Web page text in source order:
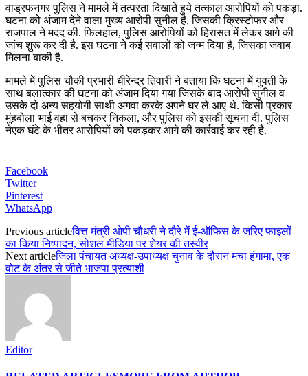
वाड्रफनगर पुलिस ने मामले में तत्परता दिखाते हुये तत्काल आरोपियों को पकड़ा.
घटना को अंजाम देने वाला मुख्य आरोपी सुनील है, जिसकी क्रिस्टोफर और
राजपाल ने मदद की. फिलहाल, पुलिस आरोपियों को हिरासत में लेकर आगे की
जांच शुरू कर दी है. इस घटना ने कई सवालों को जन्म दिया है, जिसका जवाब
मिलना बाकी है.
मामले में पुलिस चौकी प्रभारी धीरेन्द्र तिवारी ने बताया कि घटना में युवती के
साथ बलात्कार की घटना को अंजाम दिया गया जिसके बाद आरोपी सुनील व
उसके दो अन्य सहयोगी साथी अगवा करके अपने घर ले आए थे. किसी प्रकार
मुंहबोला भाई वहां से बचकर निकला, और पुलिस को इसकी सूचना दी. पुलिस
नेएक घंटे के भीतर आरोपियों को पकड़कर आगे की कार्रवाई कर रही है.
Facebook
Twitter
Pinterest
WhatsApp
Previous articleवित्त मंत्री ओपी चौधरी ने दौरे में ई-ऑफिस के जरिए फाइलों
का किया निष्पादन, सोशल मीडिया पर शेयर की तस्वीर
Next articleजिला पंचायत अध्यक्ष-उपाध्यक्ष चुनाव के दौरान मचा हंगामा, एक
वोट के अंतर से जीते भाजपा प्रत्याशी
Editor